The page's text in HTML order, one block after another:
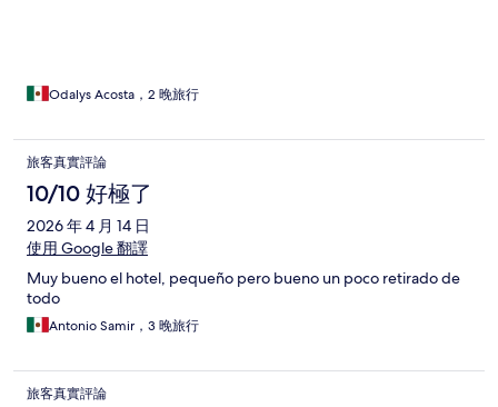
Odalys Acosta，2 晚旅行
旅客真實評論
10/10 好極了
2026 年 4 月 14 日
使用 Google 翻譯
Muy bueno el hotel, pequeño pero bueno un poco retirado de
todo
Antonio Samir，3 晚旅行
旅客真實評論